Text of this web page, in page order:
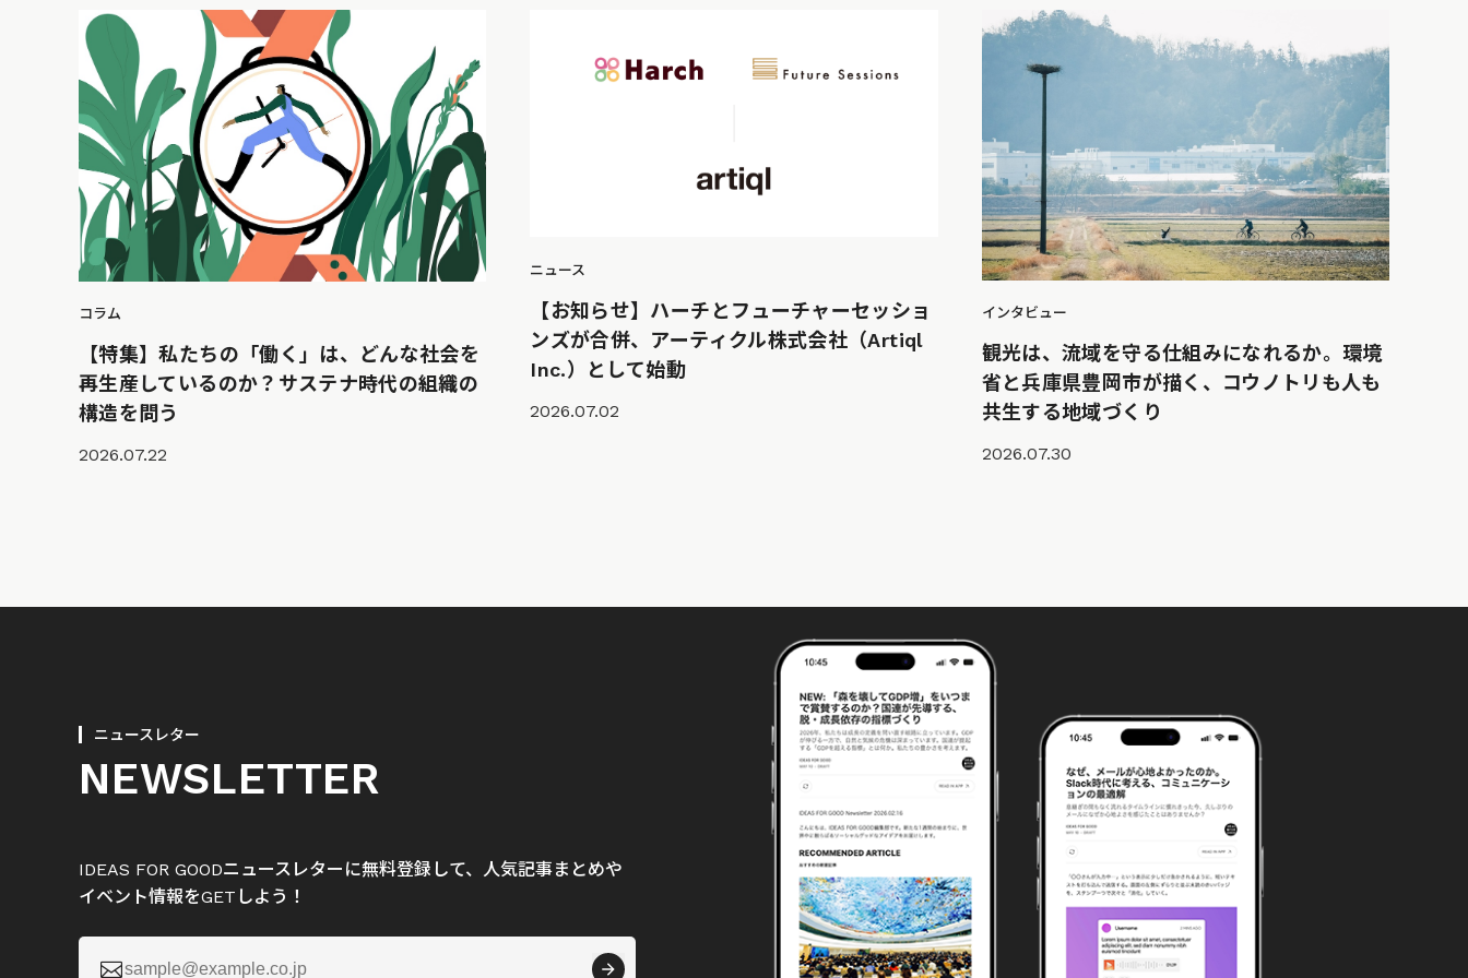
コラム
【特集】私たちの「働く」は、どんな社会を
再生産しているのか？サステナ時代の組織の
構造を問う
2026.07.22
ニュース
【お知らせ】ハーチとフューチャーセッショ
ンズが合併、アーティクル株式会社（Artiql
Inc.）として始動
2026.07.02
インタビュー
観光は、流域を守る仕組みになれるか。環境
省と兵庫県豊岡市が描く、コウノトリも人も
共生する地域づくり
2026.07.30
ニュースレター
NEWSLETTER
IDEAS FOR GOODニュースレターに無料登録して、人気記事まとめや
イベント情報をGETしよう！
